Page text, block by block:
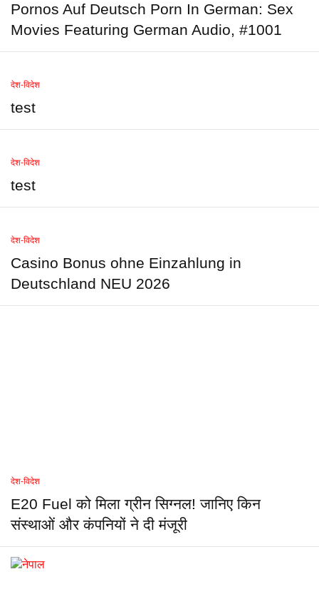
Pornos Auf Deutsch Porn In German: Sex
Movies Featuring German Audio, #1001
देश-विदेश
test
देश-विदेश
test
देश-विदेश
Casino Bonus ohne Einzahlung in
Deutschland NEU 2026
देश-विदेश
E20 Fuel को मिला ग्रीन सिग्नल! जानिए किन
संस्थाओं और कंपनियों ने दी मंजूरी